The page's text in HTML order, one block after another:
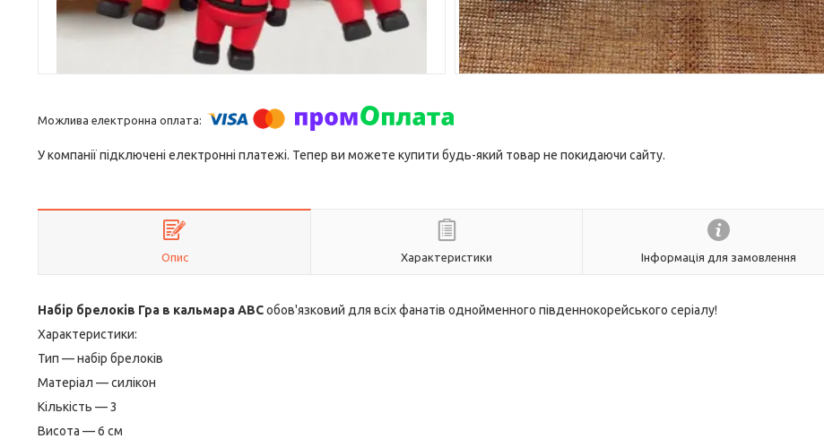
У компанії підключені електронні платежі. Тепер ви можете купити будь-який товар не покидаючи сайту.
Опис Характеристики Інформація для замовлення
Набір брелоків Гра в кальмара ABCобов'язковий для всіх фанатів однойменного південнокорейського серіалу!
Характеристики:
Тип — набір брелоків
Матеріал — силікон
Кількість — 3
Висота — 6 см